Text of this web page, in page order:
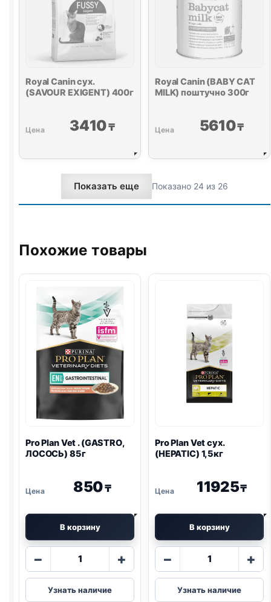
Royal Canin сух.
(SAVOUR EXIGENT) 400г
3410₸
Royal Canin (BABY CAT
MILK) поштучно 300г
5610₸
Показать еще Показано 24 из 26
Похожие товары
Pro PlanVet . (GASTRO,
ЛОСОСЬ) 85г
850₸
В корзину
−
Количество
Pro
Plan
+
Узнать наличие
Pro PlanVet сух.
(HEPATIC) 1,5кг
11925₸
В корзину
−
Количество
Pro
Plan
+
Узнать наличие